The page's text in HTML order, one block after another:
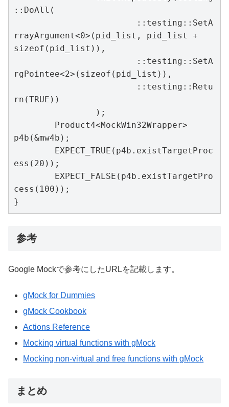
::DoAll(
rrayArgument<0>(pid_list, pid_list +
sizeof(pid_list)),
rgPointee<2>(sizeof(pid_list)),
rn(TRUE))
p4b(&mw4b);
ess(20));
cess(100));
}
参考
Google Mockで参考にしたURLを記載します。
gMock for Dummies
gMock Cookbook
Actions Reference
Mocking virtual functions with gMock
Mocking non-virtual and free functions with gMock
まとめ